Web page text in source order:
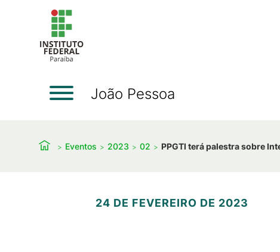
João Pessoa
Eventos 2023 02 PPGTI terá palestra sobre
24 DE FEVEREIRO DE 2023